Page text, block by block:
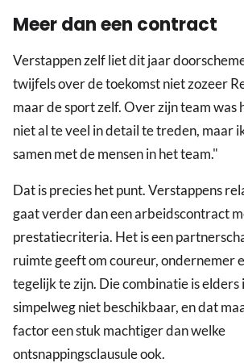
Meer dan een contract
Verstappen zelf liet dit jaar
twijfels over de toekomst niet zozeer
maar de sport zelf. Over zijn team was
niet al te veel in detail te treden, maar
samen met de mensen in het team."
Dat is precies het punt. Verstappens
gaat verder dan een arbeidscontract
prestatiecriteria. Het is een
ruimte geeft om coureur, ondernemer
tegelijk te zijn. Die combinatie is elders
simpelweg niet beschikbaar, en dat
factor een stuk machtiger dan welke
ontsnappingsclausule ook.